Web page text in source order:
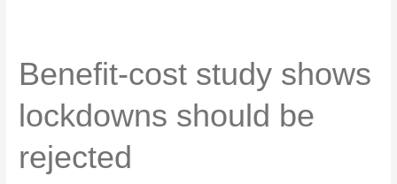
Benefit-cost study shows
lockdowns should be
rejected
study
shows
should
rejected